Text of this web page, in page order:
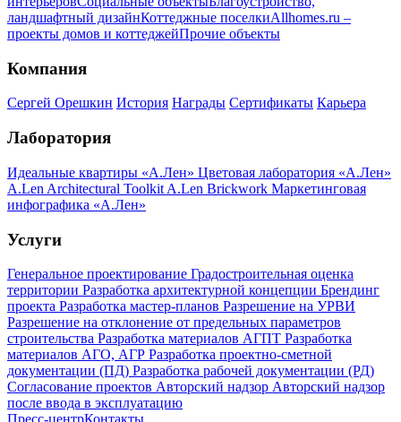
ландшафтный дизайнКоттеджные поселкиAllhomes.ru –
проекты домов и коттеджейПрочие объекты
Компания
Сергей Орешкин История Награды Сертификаты Карьера
Лаборатория
Идеальные квартиры «А.Лен» Цветовая лаборатория «А.Лен»
A.Len Architectural Toolkit A.Len Brickwork Маркетинговая
инфографика «А.Лен»
Услуги
Генеральное проектирование Градостроительная оценка
территории Разработка архитектурной концепции Брендинг
проекта Разработка мастер-планов Разрешение на УРВИ
Разрешение на отклонение от предельных параметров
строительства Разработка материалов АГПТ Разработка
материалов АГО, АГР Разработка проектно-сметной
документации (ПД) Разработка рабочей документации (РД)
Согласование проектов Авторский надзор Авторский надзор
после ввода в эксплуатацию